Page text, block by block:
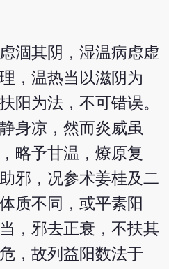
涸其阴，湿温病虑虚
，温热当以滋阴为
阳为法，不可错误。
身凉，然而炎威虽
略予甘温，燎原复
邪，况参术姜桂及二
质不同，或平素阳
，邪去正衰，不扶其
，故列益阳数法于